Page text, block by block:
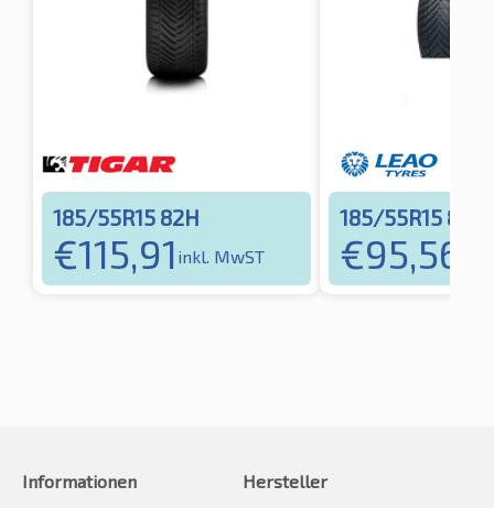
185/55R15 82H
€115,91 inkl. MwST
185/55R15 82H
€95,56
Informationen
Hersteller